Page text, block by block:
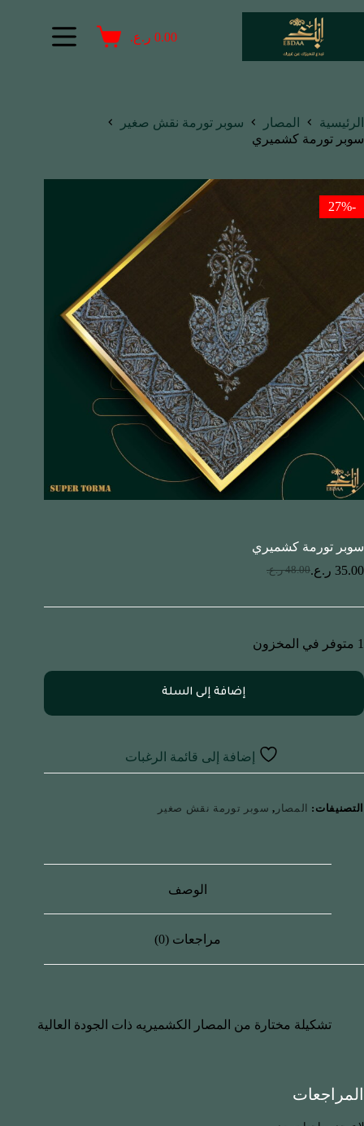
0.00 ر.ع.
الرئيسية المصار
سوبر تورمة نقش صغير
سوبر تورمة كشميري
-27%
سوبر تورمة كشميري
48.00 ر.ع. 35.00 ر.ع.
1 متوفر في المخزون
إضافة إلى السلة
إضافة إلى قائمة الرغبات
التصنيفات: المصار , سوبر تورمة نقش صغير
الوصف
مراجعات (0)
تشكيلة مختارة من المصار الكشميريه ذات الجودة العالية
المراجعات